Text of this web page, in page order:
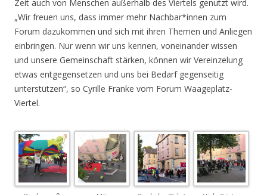
Zeit auch von Menschen außerhalb des Viertels genutzt wird.
„Wir freuen uns, dass immer mehr Nachbar*innen zum
Forum dazukommen und sich mit ihren Themen und Anliegen
einbringen. Nur wenn wir uns kennen, voneinander wissen
und unsere Gemeinschaft stärken, können wir Vereinzelung
etwas entgegensetzen und uns bei Bedarf gegenseitig
unterstützen“, so Cyrille Franke vom Forum Waageplatz-
Viertel.